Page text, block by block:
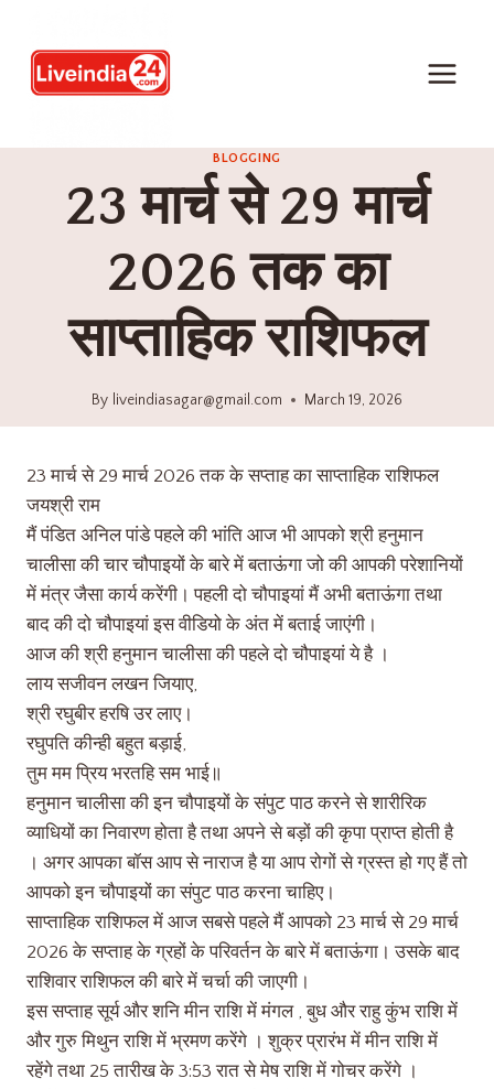
BLOGGING
23 मार्च से 29 मार्च
2026 तक का
साप्ताहिक राशिफल
By liveindiasagar@gmail.com March 19, 2026
23 मार्च से 29 मार्च 2026 तक के सप्ताह का साप्ताहिक राशिफल
जयश्री राम
मैं पंडित अनिल पांडे पहले की भांति आज भी आपको श्री हनुमान
चालीसा की चार चौपाइयों के बारे में बताऊंगा जो की आपकी परेशानियों
में मंत्र जैसा कार्य करेंगी। पहली दो चौपाइयां मैं अभी बताऊंगा तथा
बाद की दो चौपाइयां इस वीडियो के अंत में बताई जाएंगी।
आज की श्री हनुमान चालीसा की पहले दो चौपाइयां ये है ।
लाय सजीवन लखन जियाए,
श्री रघुबीर हरषि उर लाए।
रघुपति कीन्ही बहुत बड़ाई,
तुम मम प्रिय भरतहि सम भाई॥
हनुमान चालीसा की इन चौपाइयों के संपुट पाठ करने से शारीरिक
व्याधियों का निवारण होता है तथा अपने से बड़ों की कृपा प्राप्त होती है
। अगर आपका बॉस आप से नाराज है या आप रोगों से ग्रस्त हो गए हैं तो
आपको इन चौपाइयों का संपुट पाठ करना चाहिए।
साप्ताहिक राशिफल में आज सबसे पहले मैं आपको 23 मार्च से 29 मार्च
2026 के सप्ताह के ग्रहों के परिवर्तन के बारे में बताऊंगा। उसके बाद
राशिवार राशिफल की बारे में चर्चा की जाएगी।
इस सप्ताह सूर्य और शनि मीन राशि में मंगल , बुध और राहु कुंभ राशि में
और गुरु मिथुन राशि में भ्रमण करेंगे । शुक्र प्रारंभ में मीन राशि में
रहेंगे तथा 25 तारीख के 3:53 रात से मेष राशि में गोचर करेंगे ।